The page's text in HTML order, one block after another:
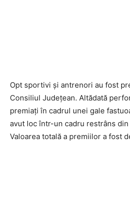
Opt sportivi și antrenori au fost
Consiliul Județean. Altădată
premiați în cadrul unei gale
avut loc într-un cadru restrâns din
Valoarea totală a premiilor a fost